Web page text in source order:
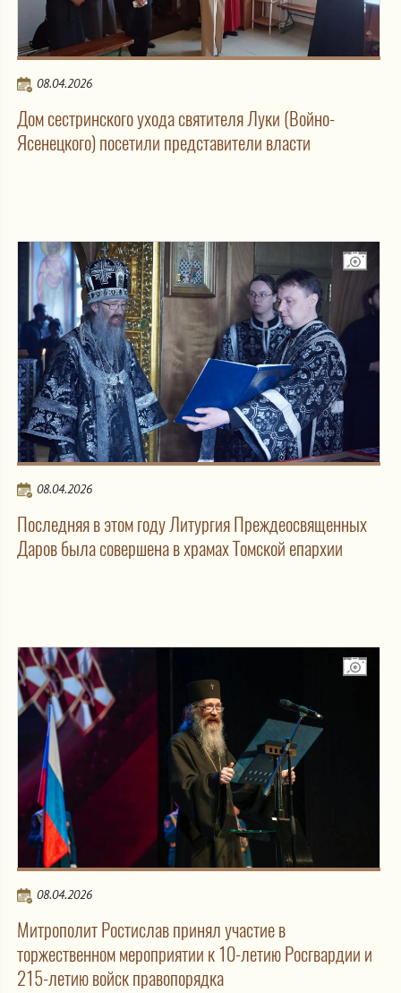
08.04.2026
Дом сестринского ухода святителя Луки (Войно-
Ясенецкого) посетили представители власти
08.04.2026
Последняя в этом году Литургия Преждеосвященных
Даров была совершена в храмах Томской епархии
08.04.2026
Митрополит Ростислав принял участие в
торжественном мероприятии к 10-летию Росгвардии и
215-летию войск правопорядка